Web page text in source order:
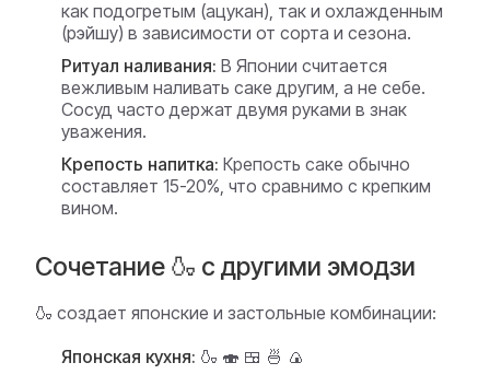
как подогретым (ацукан), так и охлажденным
(рэйшу) в зависимости от сорта и сезона.
Ритуал наливания: В Японии считается
вежливым наливать саке другим, а не себе.
Сосуд часто держат двумя руками в знак
уважения.
Крепость напитка: Крепость саке обычно
составляет 15-20%, что сравнимо с крепким
вином.
Сочетание 🍶 с другими эмодзи
🍶 создает японские и застольные комбинации:
Японская кухня: 🍶 🍣 🍱 🍜 🍙